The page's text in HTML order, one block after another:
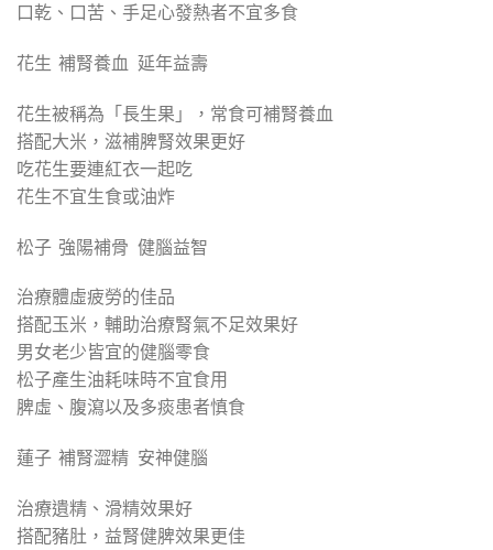
口乾、口苦、手足心發熱者不宜多食
花生 補腎養血 延年益壽
花生被稱為「長生果」，常食可補腎養血
搭配大米，滋補脾腎效果更好
吃花生要連紅衣一起吃
花生不宜生食或油炸
松子 強陽補骨 健腦益智
治療體虛疲勞的佳品
搭配玉米，輔助治療腎氣不足效果好
男女老少皆宜的健腦零食
松子產生油耗味時不宜食用
脾虛、腹瀉以及多痰患者慎食
蓮子 補腎澀精 安神健腦
治療遺精、滑精效果好
搭配豬肚，益腎健脾效果更佳